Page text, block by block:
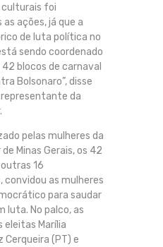
culturais foi
ações, já que a
de luta política no
sendo coordenado
blocos de carnaval
Bolsonaro”, disse
representante da
pelas mulheres da
Minas Gerais, os 42
16
convidou as mulheres
para saudar
luta. No palco, as
Marília
Cerqueira (PT) e